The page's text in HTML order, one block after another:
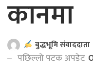
कानमा
बुद्धभूमि संवाददाता
पछिल्लो पटक अपडेट